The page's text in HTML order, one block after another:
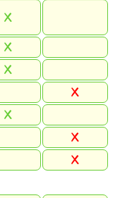
X
X
X
X
X
X
X